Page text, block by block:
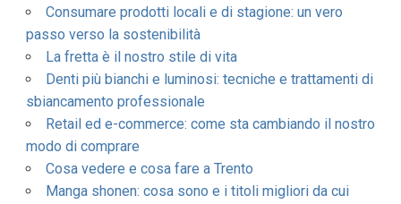
Consumare prodotti locali e di stagione: un vero
passo verso la sostenibilità
La fretta è il nostro stile di vita
Denti più bianchi e luminosi: tecniche e trattamenti di
sbiancamento professionale
Retail ed e-commerce: come sta cambiando il nostro
modo di comprare
Cosa vedere e cosa fare a Trento
Manga shonen: cosa sono e i titoli migliori da cui